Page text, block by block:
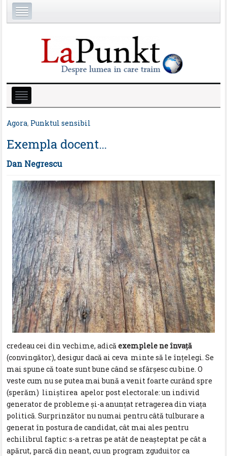
Agora, Punktul sensibil
Exempla docent…
Dan Negrescu
credeau cei din vechime, adicăexemplele ne învață
(convingător), desigur dacă ai ceva minte să le înțelegi. Se
mai spune că toate sunt bune când se sfârșesc cu bine. O
veste cum nu se putea mai bună a venit foarte curând spre
(sperăm) liniștirea apelor post electorale: un individ
generator de probleme și-a anunțat retragerea din viața
politică. Surprinzător nu numai pentru câtă tulburare a
generat în postura de candidat, cât mai ales pentru
echilibrul faptic: s-a retras pe atât de neașteptat pe cât a
apărut, parcă din neant, cu un program zguduitor ca